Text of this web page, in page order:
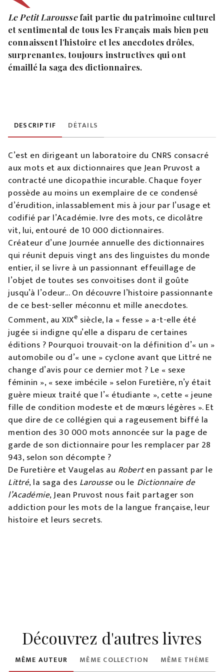
Le Petit Laroussefait partie du patrimoine culturel
et sentimental de tous les Français mais bien peu
connaissent l’histoire et les anecdotes drôles,
surprenantes, toujours instructives qui ont
émaillé la saga des dictionnaires.
DESCRIPTIF DÉTAILS
C’est en dirigeant un laboratoire du CNRS consacré
aux mots et aux dictionnaires que Jean Pruvost a
contracté une dicopathie incurable. Chaque foyer
possède au moins un exemplaire de ce condensé
d’érudition, inlassablement mis à jour par l’usage et
codifié par l’Académie. Ivre des mots, ce dicolâtre
vit, lui, entouré de 10 000 dictionnaires.
Créateur d’une Journée annuelle des dictionnaires
qui réunit depuis vingt ans des linguistes du monde
entier, il se livre à un passionnant effeuillage de
l’objet de toutes ses convoitises dont il goûte
jusqu’à l’odeur... On découvre l’histoire passionnante
de ce best-seller méconnu et mille anecdotes.
Comment, au XIXe siècle, la « fesse » a-t-elle été
jugée si indigne qu’elle a disparu de certaines
éditions ? Pourquoi trouvait-on la définition d’« un »
automobile ou d’« une » cyclone avant que Littré ne
change d’avis pour ce dernier mot ? Le « sexe
féminin », « sexe imbécile » selon Furetière, n’y était
guère mieux traité que l’« étudiante », cette « jeune
fille de condition modeste et de mœurs légères ». Et
que dire de ce collégien qui a rageusement biffé la
mention des 30 000 mots annoncée sur la page de
garde de son dictionnaire pour les remplacer par 28
943, selon son décompte ?
De Furetière et Vaugelas au Roberten passant par le
Littré, la saga des Larousseou le Dictionnaire de
l’Académie, Jean Pruvost nous fait partager son
addiction pour les mots de la langue française, leur
histoire et leurs secrets.
Découvrez d'autres livres
MÊME AUTEUR MÊME COLLECTION MÊME THÈME